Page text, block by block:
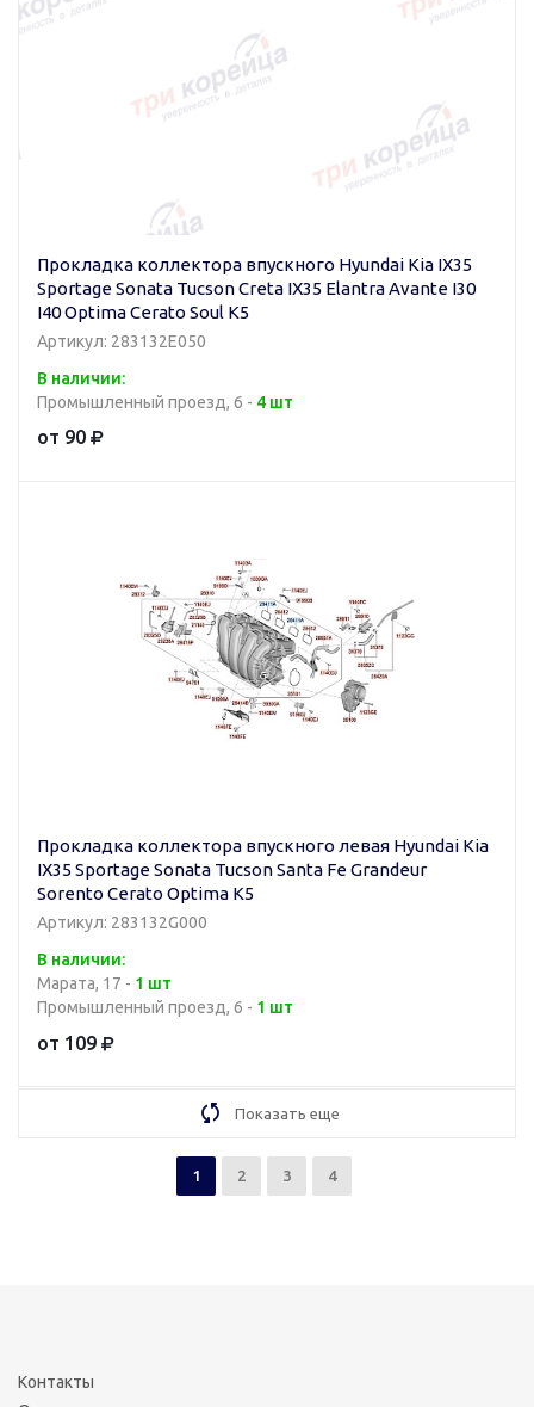
Прокладка коллектора впускного Hyundai Kia IX35
Sportage Sonata Tucson Creta IX35 Elantra Avante I30
I40 Optima Cerato Soul K5
Артикул: 283132E050
В наличии:
Промышленный проезд, 6 - 4 шт
от 90
Прокладка коллектора впускного левая Hyundai Kia
IX35 Sportage Sonata Tucson Santa Fe Grandeur
Sorento Cerato Optima K5
Артикул: 283132G000
В наличии:
Марата, 17 - 1 шт
Промышленный проезд, 6 - 1 шт
от 109
Показать еще
1 2 3 4
Контакты